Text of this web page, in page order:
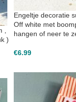
Engeltje decoratie
Off white met
hangen of neer te
€6.99
)